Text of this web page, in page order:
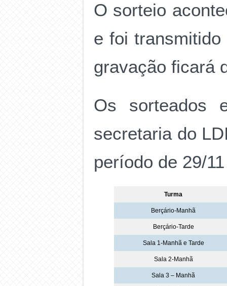
O sorteio
e foi
gravação ficará
Os sorteados
secretaria do
período de 29/
Turma
Berçário-Manhã
Berçário-Tarde
Sala 1-Manhã e Tarde
Sala 2-Manhã
Sala 3 – Manhã